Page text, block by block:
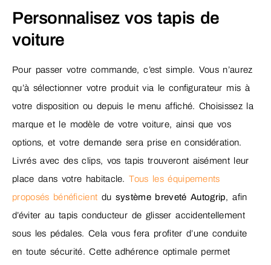
Personnalisez vos tapis de
voiture
Pour passer votre commande, c’est simple. Vous n’aurez
qu’à sélectionner votre produit via le configurateur mis à
votre disposition ou depuis le menu affiché. Choisissez la
marque et le modèle de votre voiture, ainsi que vos
options, et votre demande sera prise en considération.
Livrés avec des clips, vos tapis trouveront aisément leur
place dans votre habitacle.Tous les équipements
proposés bénéficient du système breveté Autogrip, afin
d’éviter au tapis conducteur de glisser accidentellement
sous les pédales. Cela vous fera profiter d’une conduite
en toute sécurité. Cette adhérence optimale permet